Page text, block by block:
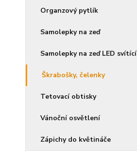
Organzový pytlík
Samolepky na zeď
Samolepky na zeď LED svítící
Škrabošky, čelenky
Tetovací obtisky
Vánoční osvětlení
Zápichy do květináče